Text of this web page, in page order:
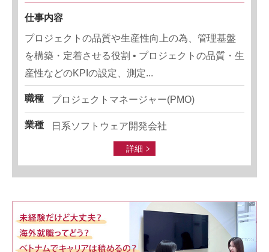
仕事内容
プロジェクトの品質や生産性向上の為、管理基盤
を構築・定着させる役割 • プロジェクトの品質・生
産性などのKPIの設定、測定...
職種 プロジェクトマネージャー(PMO)
業種 日系ソフトウェア開発会社
詳細